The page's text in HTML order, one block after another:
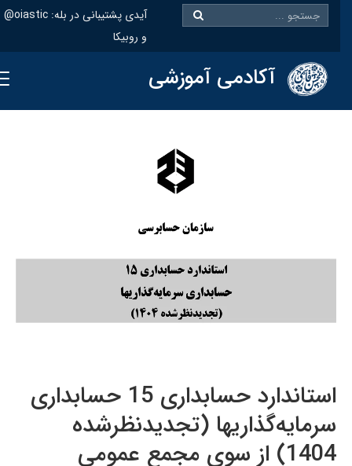
@oiastic :آیدی پشتیبانی در بله
و روبیکا
آکادمی آموزشی
استاندارد حسابداری 15 حسابداری
سرمایه‌گذاریها (تجدیدنظرشده
1404) از سوی مجمع عمومی